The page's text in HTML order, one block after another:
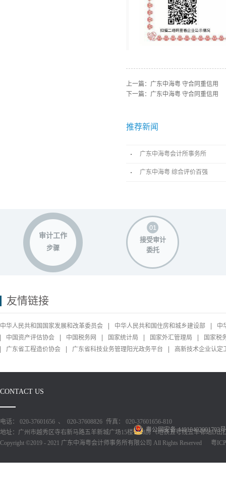
上一篇： 广东中海粤 守合同重信用
下一篇： 广东中海粤 守合同重信用
推荐新闻
广东中海粤会计所事务所
广东中海粤 综合评价百强
审计工作
步骤
接受审计
委托
友情链接
中华人民共和国国家发展和改革委员会 中华人民共和国住房和城乡建设部
中
中国资产评估协会
中国税务网 国家统计局 国家外汇管理局
国家税
广东省工程造价协会
广东省科技业务管理阳光政务平台 高新技术企业认定
CONTACT US
电话： 020-37601656 、 020-37608826 传真： 020-37601656-810
地址：广州市越秀区寺右新马路五羊新城广场15楼1518房（地铁五号线五羊邨站D出
Copyright ©2019 - 2021 广东中海粤会计师事务所有限公司 All Rights Reserved
粤ICP
粤公网安备 44010402001793号